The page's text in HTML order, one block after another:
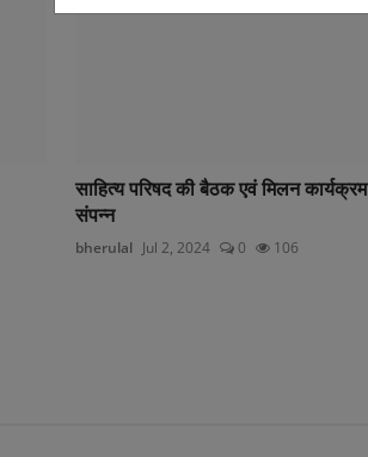
साहित्य परिषद की बैठक एवं मिलन कार्यक्रम
संपन्न
bherulal Jul 2, 2024 0 106